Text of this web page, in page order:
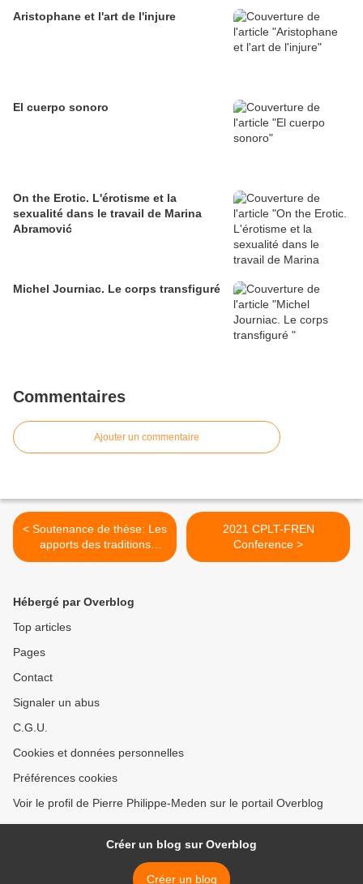
Aristophane et l'art de l'injure
El cuerpo sonoro
On the Erotic. L'érotisme et la
sexualité dans le travail de Marina
Abramović
Michel Journiac. Le corps transfiguré
Commentaires
Ajouter un commentaire
< Soutenance de thèse: Les
apports des traditions
performatives et musicales
l’acteur
2021 CPLT-FREN
Conference >
Hébergé par Overblog
Top articles
Pages
Contact
Signaler un abus
C.G.U.
Cookies et données personnelles
Préférences cookies
Voir le profil de Pierre Philippe-Meden sur le portail Overblog
Créer un blog sur Overblog
Créer un blog